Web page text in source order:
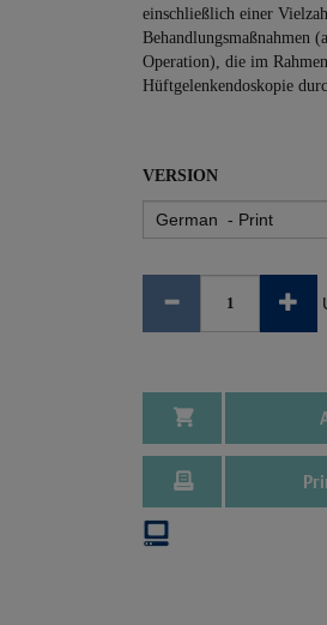
einschließlich einer
Behandlungsmaßnahmen
Operation), die im
Hüftgelenkendoskopie
VERSION